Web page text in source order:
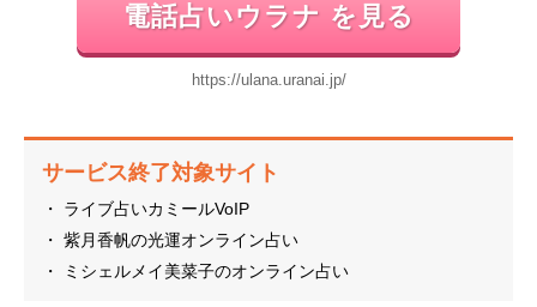
電話占いウラナ を見る
https://ulana.uranai.jp/
サービス終了対象サイト
・ ライブ占いカミールVoIP
・ 紫月香帆の光運オンライン占い
・ ミシェルメイ美菜子のオンライン占い